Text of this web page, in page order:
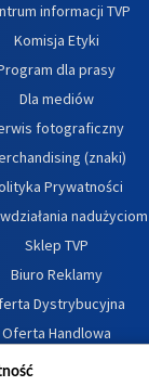
informacji TVP
Komisja Etyki
dla prasy
Dla mediów
fotograficzny
(znaki)
Prywatności
Sklep TVP
Biuro Reklamy
Dystrybucyjna
Oferta Handlowa
Dostępność